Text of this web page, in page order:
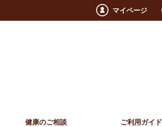
マイページ
健康のご相談 ご利用ガイド